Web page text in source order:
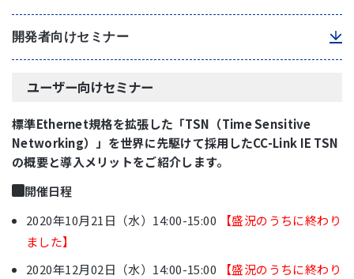
開発者向けセミナー
ユーザー向けセミナー
標準Ethernet規格を拡張した「TSN（Time Sensitive
Networking）」を世界に先駆けて採用したCC-Link IE TSN
の概要と導入メリットをご紹介します。
開催日程
2020年10月21日（水）14:00-15:00
【盛況のうちに終わり
ました】
2020年12月02日（水）14:00-15:00
【盛況のうちに終わり